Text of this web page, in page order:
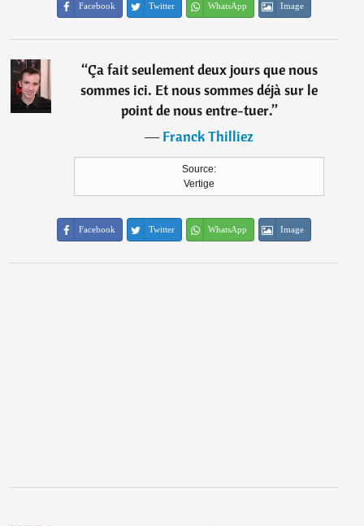
Facebook Twitter WhatsApp Image
“Ça fait seulement deux jours que nous
sommes ici. Et nous sommes déjà sur le
point de nous entre-tuer.”
―Franck Thilliez
Source:
Vertige
Facebook Twitter WhatsApp Image